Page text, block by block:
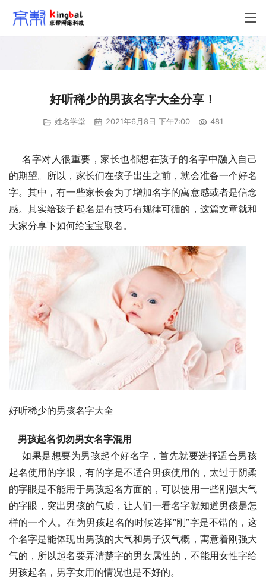
好听稀少的男孩名字大全分享！
姓名学堂 2021年6月8日 下午7:00 481
的期望。所以，家长们在孩子出生之前，就会准备一个好名
字。其中，有一些家长会为了增加名字的寓意感或者是信念
感。其实给孩子起名是有技巧有规律可循的，这篇文章就和
大家分享下如何给宝宝取名。
好听稀少的男孩名字大全
男孩起名切勿男女名字混用
起名使用的字眼，有的字是不适合男孩使用的，太过于阴柔
的字眼是不能用于男孩起名方面的，可以使用一些刚强大气
的字眼，突出男孩的气质，让人们一看名字就知道男孩是怎
样的一个人。在为男孩起名的时候选择“刚”字是不错的，这
个名字是能体现出男孩的大气和男子汉气概，寓意着刚强大
气的，所以起名要弄清楚字的男女属性的，不能用女性字给
男孩起名，男字女用的情况也是不好的。